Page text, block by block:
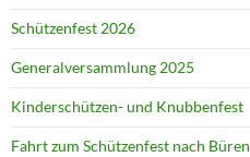
Schützenfest 2026
Generalversammlung 2025
Kinderschützen- und Knubbenfest
Fahrt zum Schützenfest nach Büren